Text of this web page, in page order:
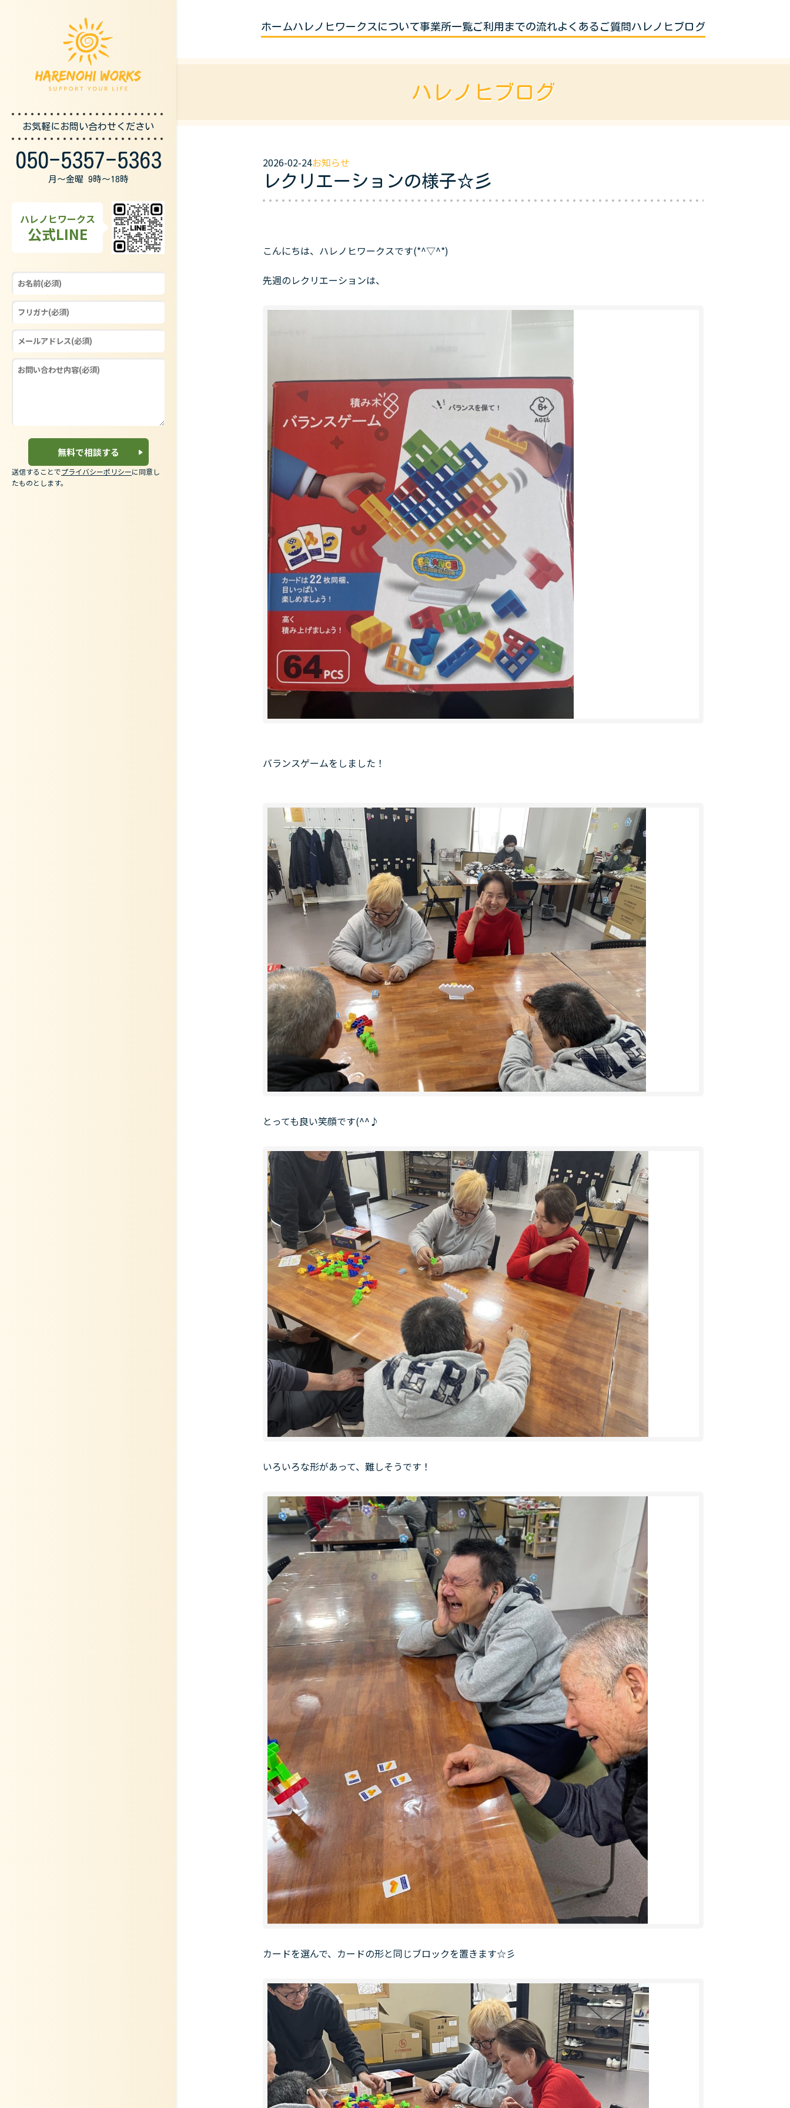
ホームハレノヒワークスについて事業所一覧ご利用までの流れよくあるご質問ハレノヒブログ
お気軽にお問い合わせください
050-5357-5363
月～金曜 9時～18時
ハレノヒワークス
公式LINE
送信することでプライバシーポリシーに同意し
たものとします。
ハレノヒブログ
2026-02-24お知らせ
レクリエーションの様子☆彡
こんにちは、ハレノヒワークスです(*^▽^*)
先週のレクリエーションは、
バランスゲームをしました！
とっても良い笑顔です(^^♪
いろいろな形があって、難しそうです！
カードを選んで、カードの形と同じブロックを置きます☆彡